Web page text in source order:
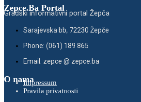
Zepce.Ba Portal
Gradski informativni portal Žepča
Sarajevska bb, 72230 Žepče
Phone: (061) 189 865
Email: zepce @ zepce.ba
O namaImpressum
Pravila privatnosti